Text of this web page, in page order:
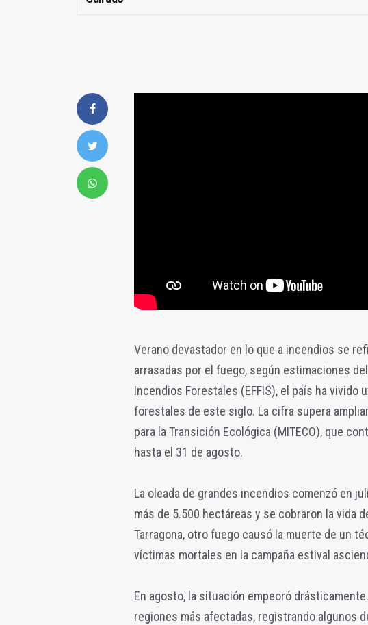
Verano devastador en lo que a incendios se
arrasadas por el fuego, según estimaciones
Incendios Forestales (EFFIS), el país ha
forestales de este siglo. La cifra supera
para la Transición Ecológica (MITECO), que
hasta el 31 de agosto.
La oleada de grandes incendios comenzó en
más de 5.500 hectáreas y se cobraron la vida
Tarragona, otro fuego causó la muerte de un
víctimas mortales en la campaña estival
En agosto, la situación empeoró
regiones más afectadas, registrando algunos